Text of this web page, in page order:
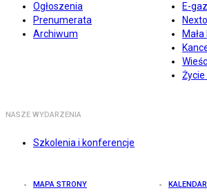
Ogłoszenia
Prenumerata
Archiwum
E-
NASZE WYDARZENIA
Szkolenia i konferencje
MAPA STRONY